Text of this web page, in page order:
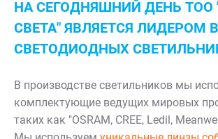
НА СЕГОДНЯШНИЙ ДЕНЬ ТОО
СВЕТА" ЯВЛЯЕТСЯ ЛИДЕРОМ
СВЕТОДИОДНЫХ
В производстве светильников мы
комплектующие ведущих мировых
таких как "OSRAM, CREE, Ledil,